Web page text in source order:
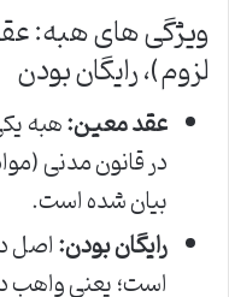
ویژگی های هبه:
لزوم)، رایگان بودن
عقد معین:هبه
بیان شده است.
رایگان بودن:اصل
است؛ یعنی